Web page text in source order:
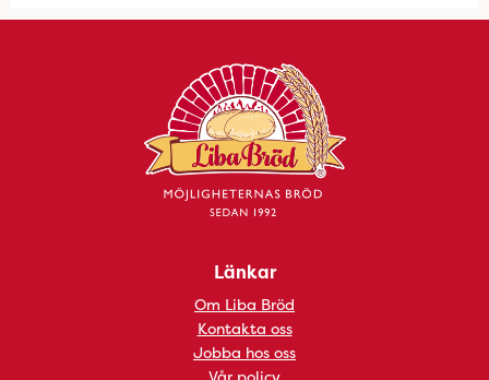
Länkar
Om Liba Bröd
Kontakta oss
Jobba hos oss